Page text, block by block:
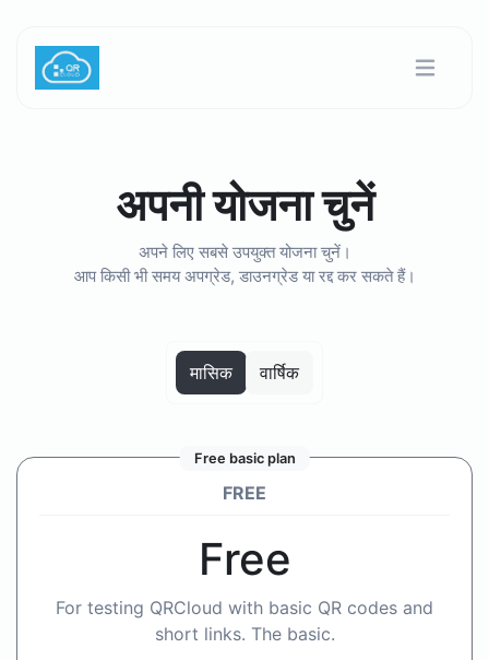
अपनी योजना चुनें
अपने लिए सबसे उपयुक्त योजना चुनें।
आप किसी भी समय अपग्रेड, डाउनग्रेड या रद्द कर सकते हैं।
मासिक वार्षिक
Free basic plan
FREE
Free
For testing QRCloud with basic QR codes and
short links. The basic.